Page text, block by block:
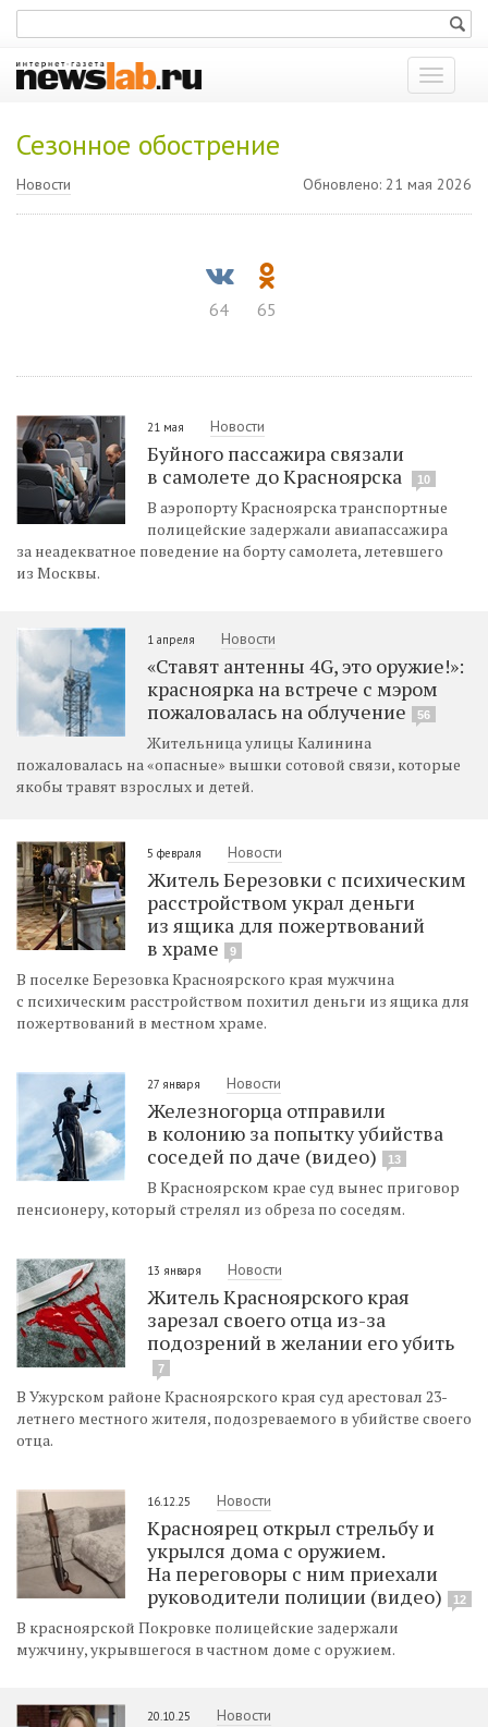
Показать
меню
Сезонное обострение
Новости Обновлено: 21 мая 2026
64 65
21 мая Новости
Буйного пассажира связали
в самолете до Красноярска
10
В аэропорту Красноярска транспортные
полицейские задержали авиапассажира
за неадекватное поведение на борту самолета, летевшего
из Москвы.
1 апреля Новости
«Ставят антенны 4G, это оружие!»:
красноярка на встрече с мэром
пожаловалась на облучение
56
Жительница улицы Калинина
пожаловалась на «опасные» вышки сотовой связи, которые
якобы травят взрослых и детей.
5 февраля Новости
Житель Березовки с психическим
расстройством украл деньги
из ящика для пожертвований
в храме
9
В поселке Березовка Красноярского края мужчина
с психическим расстройством похитил деньги из ящика для
пожертвований в местном храме.
27 января Новости
Железногорца отправили
в колонию за попытку убийства
соседей по даче (видео)
13
В Красноярском крае суд вынес приговор
пенсионеру, который стрелял из обреза по соседям.
13 января Новости
Житель Красноярского края
зарезал своего отца из-за
подозрений в желании его убить
7
В Ужурском районе Красноярского края суд арестовал 23-
летнего местного жителя, подозреваемого в убийстве своего
отца.
16.12.25 Новости
Красноярец открыл стрельбу и
укрылся дома с оружием.
На переговоры с ним приехали
руководители полиции (видео)
12
В красноярской Покровке полицейские задержали
мужчину, укрывшегося в частном доме с оружием.
20.10.25 Новости